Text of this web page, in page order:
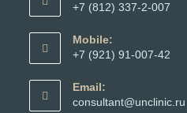
+7 (812) 337-2-007
в
вашем
Mobile:
+7 (921) 91-007-42
в
вашем
Email:
consultant@unclinic.ru